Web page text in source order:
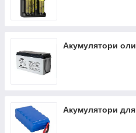
Акумулятори
Акумулятори для